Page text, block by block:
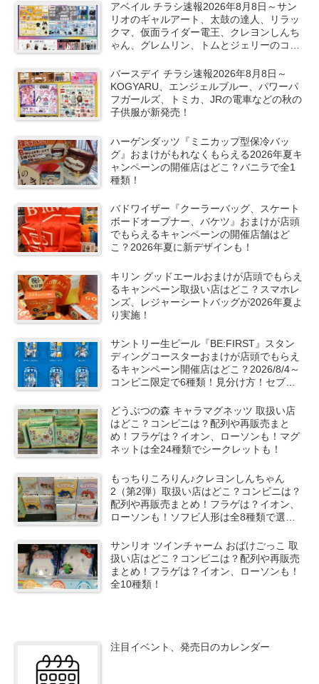
アベイル チラシ速報2026年8月8日～サン
リオのギャルアート、太鼓の達人、リラッ
クマ、仮面ライダー電王、クレヨンしんち
ゃん、グレムリン、トムとジェリーのコラ
バースデイ チラシ速報2026年8月8日～
KOGYARU、エンジェルブルー、パワーパ
フガールズ、トミカ、JRの電車などの秋の
子供服が新発売！
ハーゲンダッツ『ミニカップ型保冷バッ
グ』おまけがもれなくもらえる2026年夏キ
ャンペーンの開催店はどこ？バニラで全1
種類！
バドワイザー『クーラーバッグ、スケート
ボードオープナー、バケツ』おまけが店頭
でもらえるキャンペーンの開催店舗はど
こ？2026年夏に新デザインも！
キリン グッドエールおまけが店頭でもらえ
るキャンペーン取扱い店はどこ？スマホレ
ンズ、レジャーシートバッグが2026年夏よ
り実施！
サントリー生ビール『BE:FIRST』スタン
ディングコースターおまけが店頭でもらえ
るキャンペーン開催店はどこ？2026/8/4～
コンビニ限定で6種類！見分け方！セブ
キ、ミニストップなどで！クーラーバッグ
も！
どうぶつの森 キャラマグネッツ 取扱い店
はどこ？コンビニは？配列や再販売まと
め！フラゲは？イオン、ローソンも！マグ
ネットは全24種類でシークレットも！
もっちりころりん♪クレヨンしんちゃん
2（第2弾）取扱い店はどこ？コンビニは？
配列や再販売まとめ！フラゲは？イオン、
ローソンも！ソフビ人形は全8種類で選ん
サンリオ ツインチャーム おばけごっこ 取
扱い店はどこ？コンビニは？配列や再販売
まとめ！フラゲは？イオン、ローソンも！
全10種類！
注目イベント、発売日のカレンダー